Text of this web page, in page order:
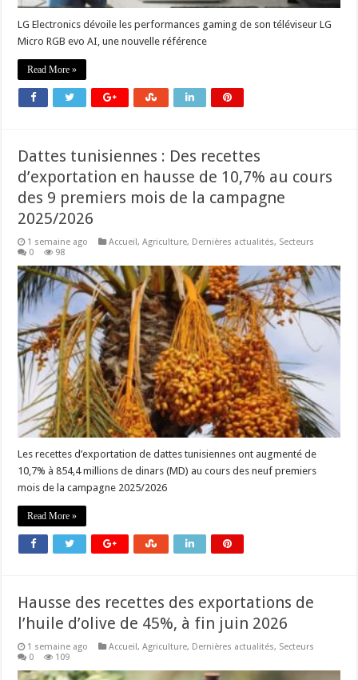
LG Electronics dévoile les performances gaming de son téléviseur LG
Micro RGB evo AI, une nouvelle référence
Read More »
Dattes tunisiennes : Des recettes
d’exportation en hausse de 10,7% au cours
des 9 premiers mois de la campagne
2025/2026
1 semaine ago Accueil,Agriculture, Dernières actualités, Secteurs
0
98
Les recettes d’exportation de dattes tunisiennes ont augmenté de
10,7% à 854,4 millions de dinars (MD) au cours des neuf premiers
mois de la campagne 2025/2026
Read More »
Hausse des recettes des exportations de
l’huile d’olive de 45%, à fin juin 2026
1 semaine ago Accueil,Agriculture, Dernières actualités, Secteurs
0
109